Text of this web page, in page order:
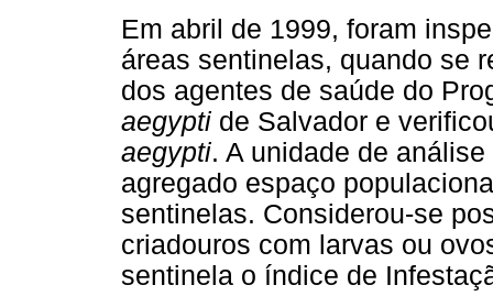
Em abril de 1999, foram
áreas sentinelas, quando se
dos agentes de saúde do
aegypti de Salvador e
aegypti. A unidade de
agregado espaço
sentinelas. Considerou-se
criadouros com larvas ou
sentinela o índice de